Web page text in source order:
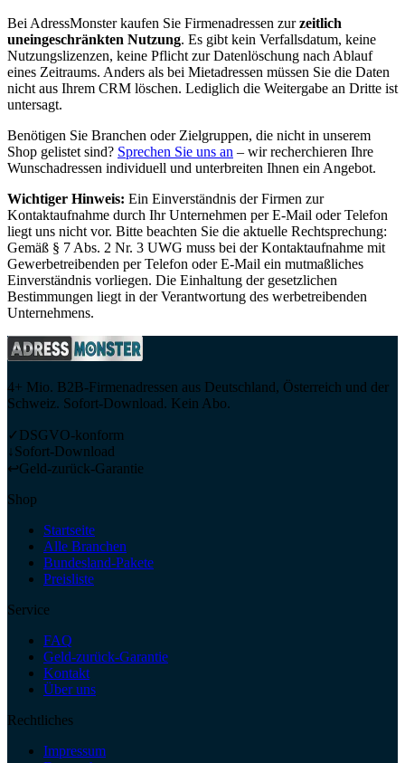
Bei AdressMonster kaufen Sie Firmenadressen zur zeitlich
uneingeschränkten Nutzung. Es gibt kein Verfallsdatum, keine
Nutzungslizenzen, keine Pflicht zur Datenlöschung nach Ablauf
eines Zeitraums. Anders als bei Mietadressen müssen Sie die Daten
nicht aus Ihrem CRM löschen. Lediglich die Weitergabe an Dritte ist
untersagt.
Benötigen Sie Branchen oder Zielgruppen, die nicht in unserem
Shop gelistet sind? Sprechen Sie uns an – wir recherchieren Ihre
Wunschadressen individuell und unterbreiten Ihnen ein Angebot.
Wichtiger Hinweis: Ein Einverständnis der Firmen zur
Kontaktaufnahme durch Ihr Unternehmen per E-Mail oder Telefon
liegt uns nicht vor. Bitte beachten Sie die aktuelle Rechtsprechung:
Gemäß § 7 Abs. 2 Nr. 3 UWG muss bei der Kontaktaufnahme mit
Gewerbetreibenden per Telefon oder E-Mail ein mutmaßliches
Einverständnis vorliegen. Die Einhaltung der gesetzlichen
Bestimmungen liegt in der Verantwortung des werbetreibenden
Unternehmens.
4+ Mio. B2B-Firmenadressen aus Deutschland, Österreich und der
Schweiz. Sofort-Download. Kein Abo.
✓ DSGVO-konform
↓Sofort-Download
↩Geld-zurück-Garantie
Shop
Startseite
Alle Branchen
Bundesland-Pakete
Preisliste
Service
FAQ
Geld-zurück-Garantie
Kontakt
Über uns
Rechtliches
Impressum